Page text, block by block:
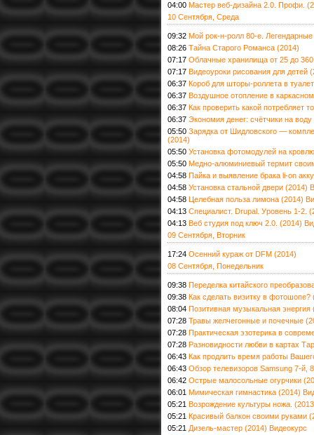
04:00 Мастер веб-дизайна 2.0. Профи.
10 Сентября, Среда
09:32 Мой рок-н-ролл 80-е.
08:26 Тайна Старого Романса (2014)
07:17 Облачные хранилища от 25 до 360
07:17 Видеоуроки рисования для детей
06:37 Короб для шторы-роллета в
06:37 Воздушное отопление в
06:37 Как проверить какой потребляет
06:37 Экономия денег: счётчики на
05:50 Зарядка от Шидловского —
(2014)
05:50 Установка фотомодулей на
05:50 Медно-алюминиевый термит
04:58 Пайка и выявление брака li-on
04:58 Установка стальной двери (2014)
04:58 Целебная польза лимона (2014)
04:13 Специалист. Drupal. Уровень 1-2.
04:13 Веб студия под ключ 2.0. (2014)
09 Сентября, Вторник
17:24 Осенний кураж от DFM (2014)
08 Сентября, Понедельник
09:38 Переделка китайского
09:38 Как сделать визитку в фотошопе?
08:04 Позитивная музыкальная энергия
07:28 Травы желчегонные и почечные
07:28 Практическая эзотерика в
07:28 Разновидности любви в картах
06:43 Как продлить время работы
06:43 Обзор телевизоров Samsung 7-й,
06:42 Острые малосольные огурчики
06:01 Мимическая гимнастика (2014)
05:21 Возрождение культуры ножа.
05:21 Красивый балкон своими руками
05:21 Дизель-мастер (2014) Видеокурс